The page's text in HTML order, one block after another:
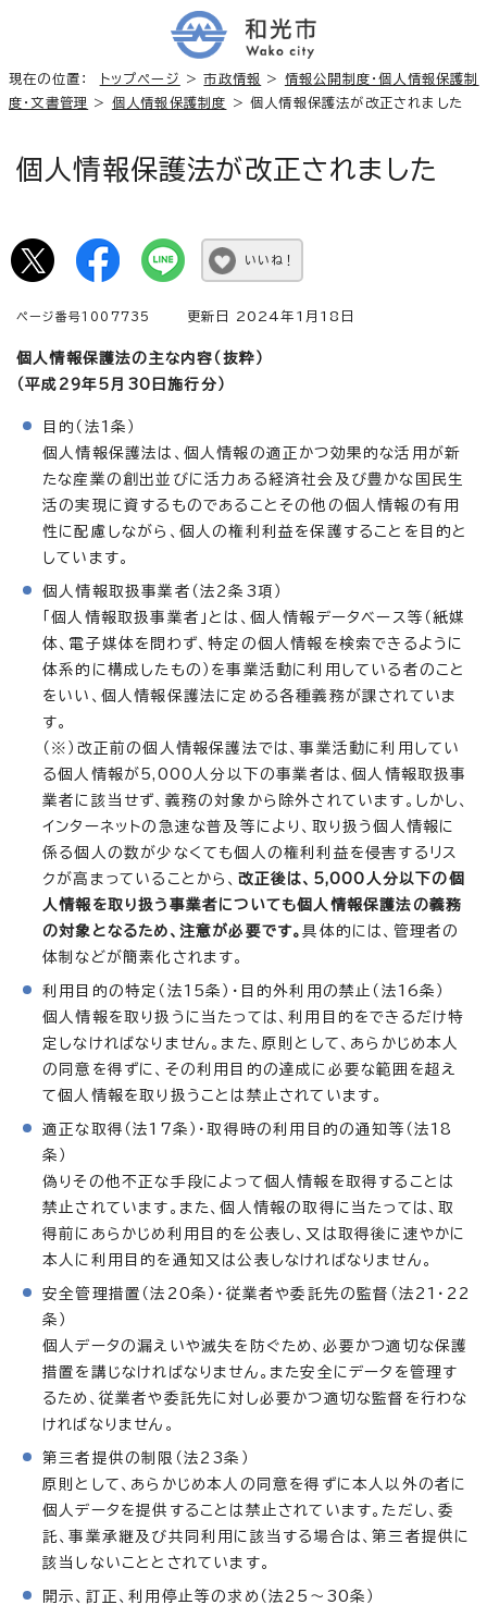
現在の位置： トップページ >市政情報 > 情報公開制度・個人情報保護制
度・文書管理
> 個人情報保護制度 > 個人情報保護法が改正されました
個人情報保護法が改正されました
いいね！
ページ番号1007735 更新日 2024年1月18日
個人情報保護法の主な内容（抜粋）
（平成29年5月30日施行分）
目的（法1条）
個人情報保護法は、個人情報の適正かつ効果的な活用が新
たな産業の創出並びに活力ある経済社会及び豊かな国民生
活の実現に資するものであることその他の個人情報の有用
性に配慮しながら、個人の権利利益を保護することを目的と
しています。
個人情報取扱事業者（法2条3項）
「個人情報取扱事業者」とは、個人情報データベース等（紙媒
体、電子媒体を問わず、特定の個人情報を検索できるように
体系的に構成したもの）を事業活動に利用している者のこと
をいい、個人情報保護法に定める各種義務が課されていま
す。
（※）改正前の個人情報保護法では、事業活動に利用してい
る個人情報が5,000人分以下の事業者は、個人情報取扱事
業者に該当せず、義務の対象から除外されています。しかし、
インターネットの急速な普及等により、取り扱う個人情報に
係る個人の数が少なくても個人の権利利益を侵害するリス
クが高まっていることから、 改正後は、5,000人分以下の個
人情報を取り扱う事業者についても個人情報保護法の義務
の対象となるため、注意が必要です。具体的には、管理者の
体制などが簡素化されます。
利用目的の特定（法15条）・目的外利用の禁止（法16条）
個人情報を取り扱うに当たっては、利用目的をできるだけ特
定しなければなりません。また、原則として、あらかじめ本人
の同意を得ずに、その利用目的の達成に必要な範囲を超え
て個人情報を取り扱うことは禁止されています。
適正な取得（法17条）・取得時の利用目的の通知等（法18
条）
偽りその他不正な手段によって個人情報を取得することは
禁止されています。また、個人情報の取得に当たっては、取
得前にあらかじめ利用目的を公表し、又は取得後に速やかに
本人に利用目的を通知又は公表しなければなりません。
安全管理措置（法20条）・従業者や委託先の監督（法21・22
条）
個人データの漏えいや滅失を防ぐため、必要かつ適切な保護
措置を講じなければなりません。また安全にデータを管理す
るため、従業者や委託先に対し必要かつ適切な監督を行わな
ければなりません。
第三者提供の制限（法23条）
原則として、あらかじめ本人の同意を得ずに本人以外の者に
個人データを提供することは禁止されています。ただし、委
託、事業承継及び共同利用に該当する場合は、第三者提供に
該当しないこととされています。
開示、訂正、利用停止等の求め（法25～30条）